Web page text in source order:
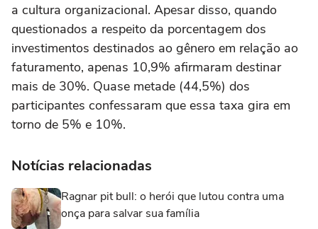
a cultura organizacional. Apesar disso, quando
questionados a respeito da porcentagem dos
investimentos destinados ao gênero em relação ao
faturamento, apenas 10,9% afirmaram destinar
mais de 30%. Quase metade (44,5%) dos
participantes confessaram que essa taxa gira em
torno de 5% e 10%.
Notícias relacionadas
Ragnar pit bull: o herói que lutou contra uma
onça para salvar sua família